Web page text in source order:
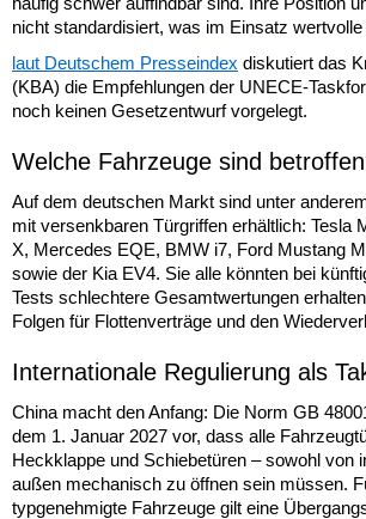
nicht standardisiert, was im Einsatz
laut Deutschem Presseindex diskutiert das
(KBA) die Empfehlungen der UNECE-
noch keinen Gesetzentwurf vorgelegt.
Welche Fahrzeuge sind
Auf dem deutschen Markt sind unter
mit versenkbaren Türgriffen erhältlich: Tesla
X, Mercedes EQE, BMW i7, Ford Mustang
sowie der Kia EV4. Sie alle könnten bei
Tests schlechtere Gesamtwertungen
Folgen für Flottenverträge und den
Internationale Regulierung als
China macht den Anfang: Die Norm GB
dem 1. Januar 2027 vor, dass alle
Heckklappe und Schiebetüren – sowohl von
außen mechanisch zu öffnen sein müssen.
typgenehmigte Fahrzeuge gilt eine